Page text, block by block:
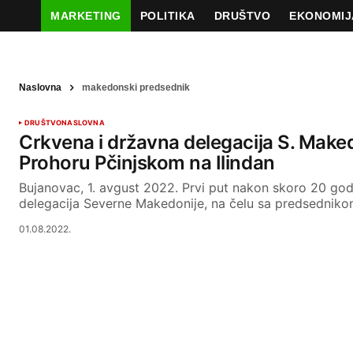
MARKETING POLITIKA DRUŠTVO
Naslovna makedonski predsednik
DRUŠTVONASLOVNA
Crkvena i državna delegacija S.
Prohoru Pčinjskom na Ilindan
Bujanovac, 1. avgust 2022. Prvi put nakon skoro 20
delegacija Severne Makedonije, na čelu sa
01.08.2022.